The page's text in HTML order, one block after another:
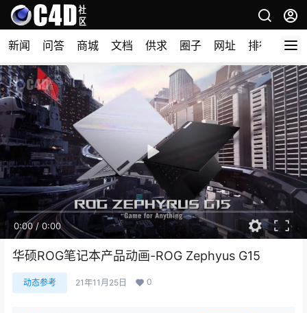
新闻 问答 商城 文档 供求 圈子 网址 排行榜
0:00/ 0:00
华硕ROG笔记本产品动画-ROG Zephyus G15
动态参考 21年11月25日 0